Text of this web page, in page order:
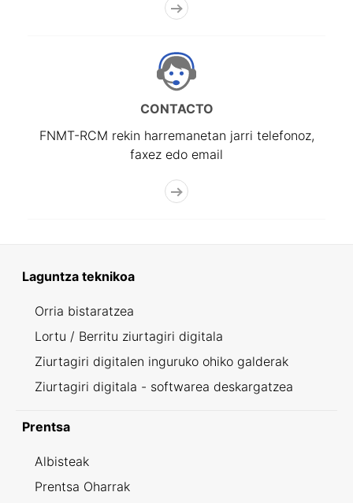
CONTACTO
FNMT-RCM rekin harremanetan jarri telefonoz,
faxez edo email
Laguntza teknikoa
Orria bistaratzea
Lortu / Berritu ziurtagiri digitala
Ziurtagiri digitalen inguruko ohiko galderak
Ziurtagiri digitala - softwarea deskargatzea
Prentsa
Albisteak
Prentsa Oharrak